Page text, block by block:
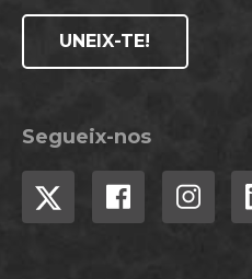
UNEIX-TE!
Segueix-nos